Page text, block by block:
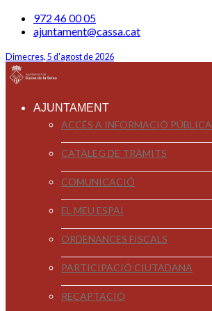
972 46 00 05
ajuntament@cassa.cat
Dimecres, 5 d'agost de 2026
AJUNTAMENT
ACCÉS A INFORMACIÓ PÚBLICA
CATÀLEG DE TRÀMITS
COMUNICACIÓ
EL MEU ESPAI
ORDENANCES FISCALS
PARTICIPACIÓ CIUTADANA
RECAPTACIÓ